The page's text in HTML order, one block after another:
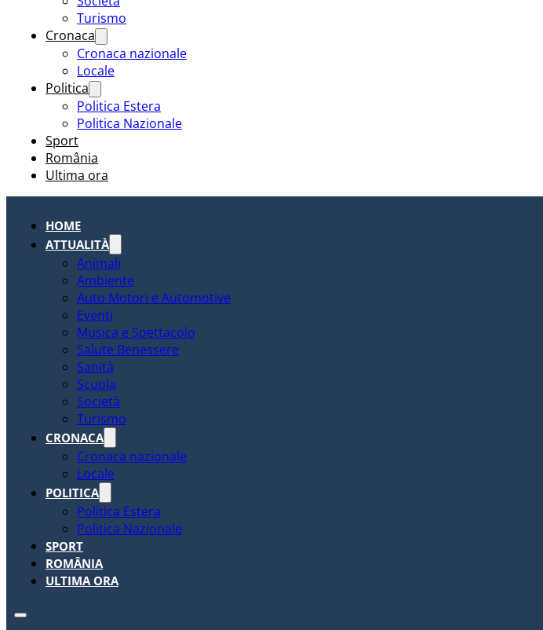
Turismo
Cronaca
Cronaca nazionale
Locale
Politica
Politica Estera
Politica Nazionale
Sport
România
Ultima ora
HOME
ATTUALITÀ
Animali
Ambiente
Auto Motori e Automotive
Eventi
Musica e Spettacolo
Salute Benessere
Sanità
Scuola
Società
Turismo
CRONACA
Cronaca nazionale
Locale
POLITICA
Politica Estera
Politica Nazionale
SPORT
ROMÂNIA
ULTIMA ORA